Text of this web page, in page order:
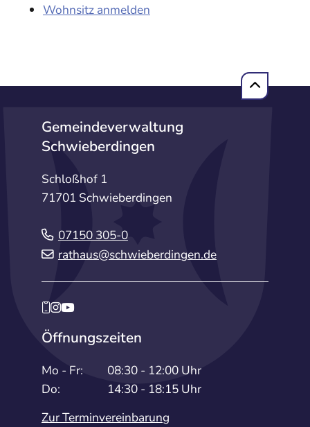
Wohnsitz anmelden
Gemeindeverwaltung
Schwieberdingen
Schloßhof 1
71701 Schwieberdingen
07150 305-0
rathaus@schwieberdingen.de
Öffnungszeiten
Mo - Fr:
08:30 - 12:00 Uhr
Do:
14:30 - 18:15 Uhr
Zur Terminvereinbarung